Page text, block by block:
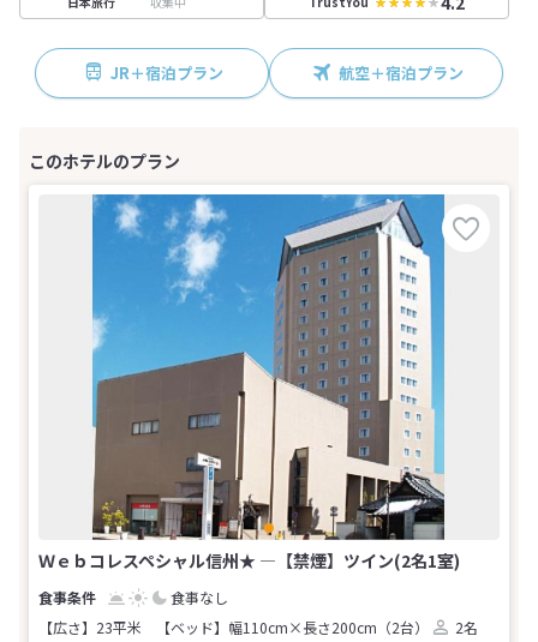
JR＋宿泊プラン 航空＋宿泊プラン
Ｗｅｂコレスペシャル信州★ ―【禁煙】ツイン(2名1室)
食事なし
【広さ】23平米
【ベッド】幅110cm×長さ200cm（2台）
2名